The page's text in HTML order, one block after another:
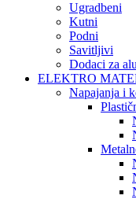
Ugradbeni
Kutni
Podni
Savitljivi
Dodaci za
ELEKTRO
Napajanja i